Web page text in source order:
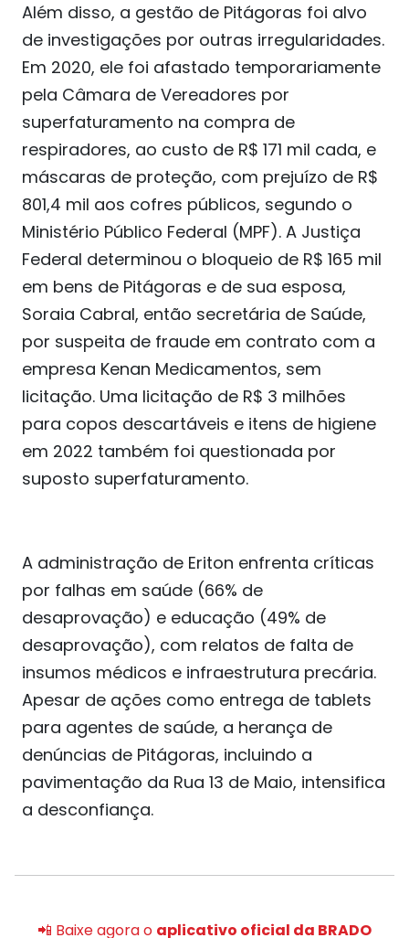
Além disso, a gestão de Pitágoras foi alvo
de investigações por outras irregularidades.
Em 2020, ele foi afastado temporariamente
pela Câmara de Vereadores por
superfaturamento na compra de
respiradores, ao custo de R$ 171 mil cada, e
máscaras de proteção, com prejuízo de R$
801,4 mil aos cofres públicos, segundo o
Ministério Público Federal (MPF). A Justiça
Federal determinou o bloqueio de R$ 165 mil
em bens de Pitágoras e de sua esposa,
Soraia Cabral, então secretária de Saúde,
por suspeita de fraude em contrato com a
empresa Kenan Medicamentos, sem
licitação. Uma licitação de R$ 3 milhões
para copos descartáveis e itens de higiene
em 2022 também foi questionada por
suposto superfaturamento.
A administração de Eriton enfrenta críticas
por falhas em saúde (66% de
desaprovação) e educação (49% de
desaprovação), com relatos de falta de
insumos médicos e infraestrutura precária.
Apesar de ações como entrega de tablets
para agentes de saúde, a herança de
denúncias de Pitágoras, incluindo a
pavimentação da Rua 13 de Maio, intensifica
a desconfiança.
📲 Baixe agora o aplicativo oficial da BRADO